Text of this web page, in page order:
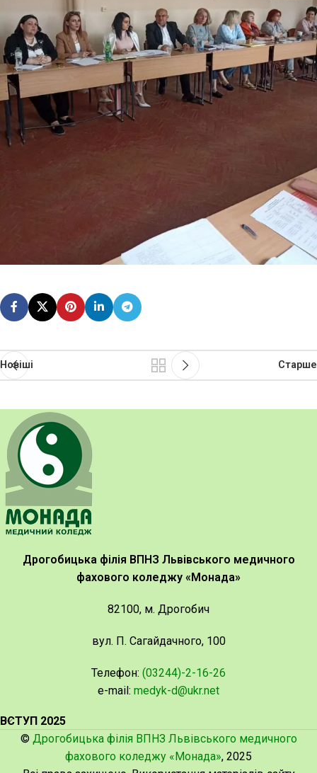
Новіші Старше
Дрогобицька філія ВПНЗ Львівського медичного
фахового коледжу «Монада»
82100, м. Дрогобич
вул. П. Сагайдачного, 100
Телефон: (03244)-2-16-26
e-mail: medyk-d@ukr.net
ВСТУП 2025
© Дрогобицька філія ВПНЗ Львівського медичного
фахового коледжу «Монада», 2025